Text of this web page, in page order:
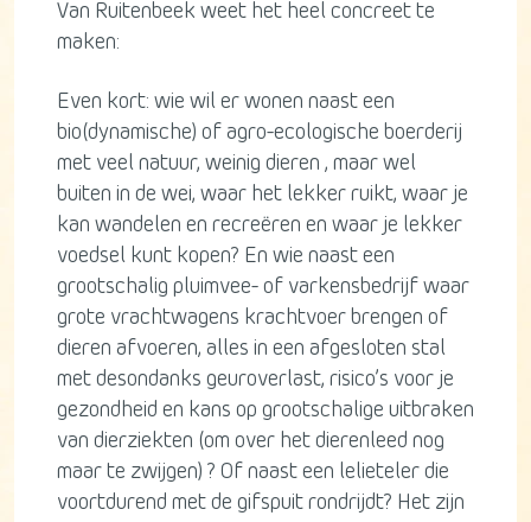
Van Ruitenbeek weet het heel concreet te
maken:
Even kort: wie wil er wonen naast een
bio(dynamische) of agro-ecologische boerderij
met veel natuur, weinig dieren , maar wel
buiten in de wei, waar het lekker ruikt, waar je
kan wandelen en recreëren en waar je lekker
voedsel kunt kopen? En wie naast een
grootschalig pluimvee- of varkensbedrijf waar
grote vrachtwagens krachtvoer brengen of
dieren afvoeren, alles in een afgesloten stal
met desondanks geuroverlast, risico’s voor je
gezondheid en kans op grootschalige uitbraken
van dierziekten (om over het dierenleed nog
maar te zwijgen) ? Of naast een lelieteler die
voortdurend met de gifspuit rondrijdt? Het zijn